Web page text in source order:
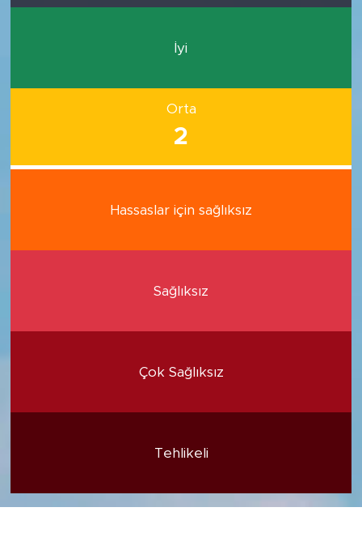
İyi
Orta
2
Hassaslar için sağlıksız
Sağlıksız
Çok Sağlıksız
Tehlikeli